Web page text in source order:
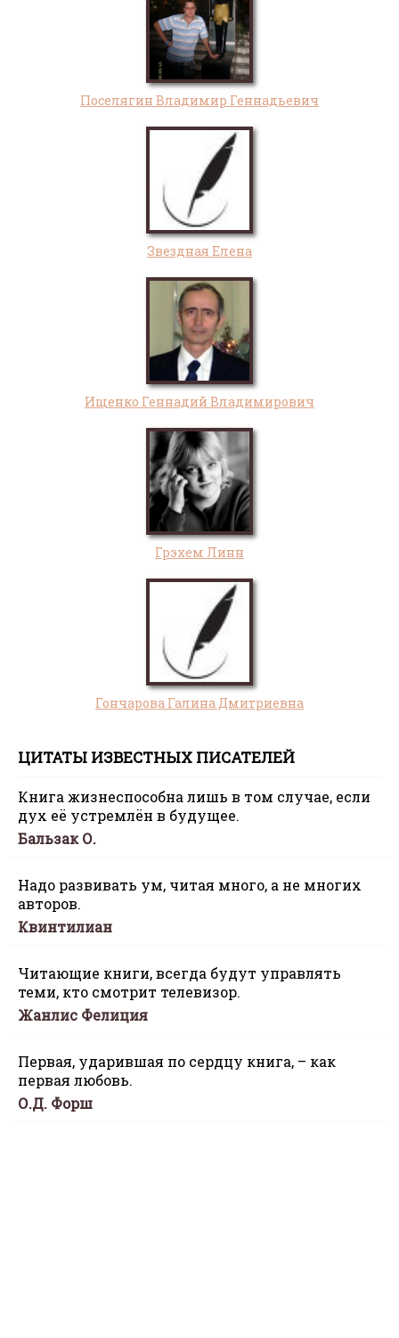
Поселягин Владимир Геннадьевич
Звездная Елена
Ищенко Геннадий Владимирович
Грэхем Линн
Гончарова Галина Дмитриевна
ЦИТАТЫ ИЗВЕСТНЫХ ПИСАТЕЛЕЙ
Книга жизнеспособна лишь в том случае, если
дух её устремлён в будущее.
Бальзак О.
Надо развивать ум, читая много, а не многих
авторов.
Квинтилиан
Читающие книги, всегда будут управлять
теми, кто смотрит телевизор.
Жанлис Фелиция
Первая, ударившая по сердцу книга, – как
первая любовь.
О.Д. Форш